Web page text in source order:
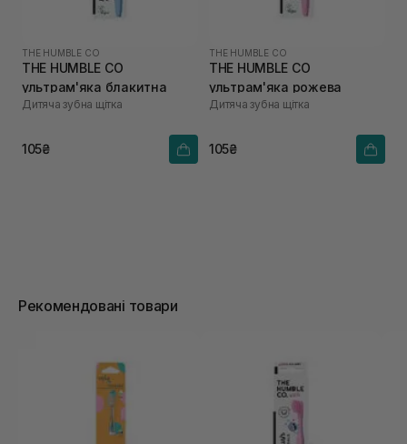
THE HUMBLE CO
THE HUMBLE CO
ультрам'яка блакитна
Дитяча зубна щітка
105₴
THE HUMBLE CO
THE HUMBLE CO
ультрам'яка рожева
Дитяча зубна щітка
105₴
Рекомендовані товари